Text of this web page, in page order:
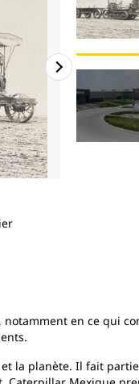
en ce qui
la planète. Il fait